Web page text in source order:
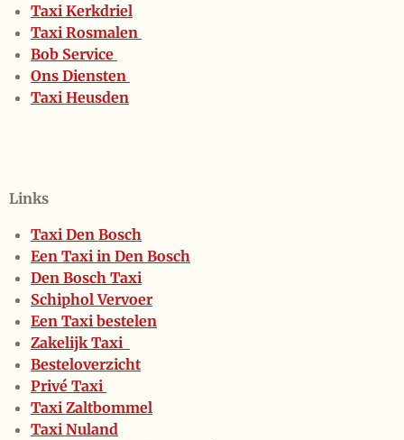
Taxi Kerkdriel
Taxi Rosmalen
Bob Service
Ons Diensten
Taxi Heusden
Links
Taxi Den Bosch
Een Taxi in Den Bosch
Den Bosch Taxi
Schiphol Vervoer
Een Taxi bestelen
Zakelijk Taxi
Besteloverzicht
Privé Taxi
Taxi Zaltbommel
Taxi Nuland